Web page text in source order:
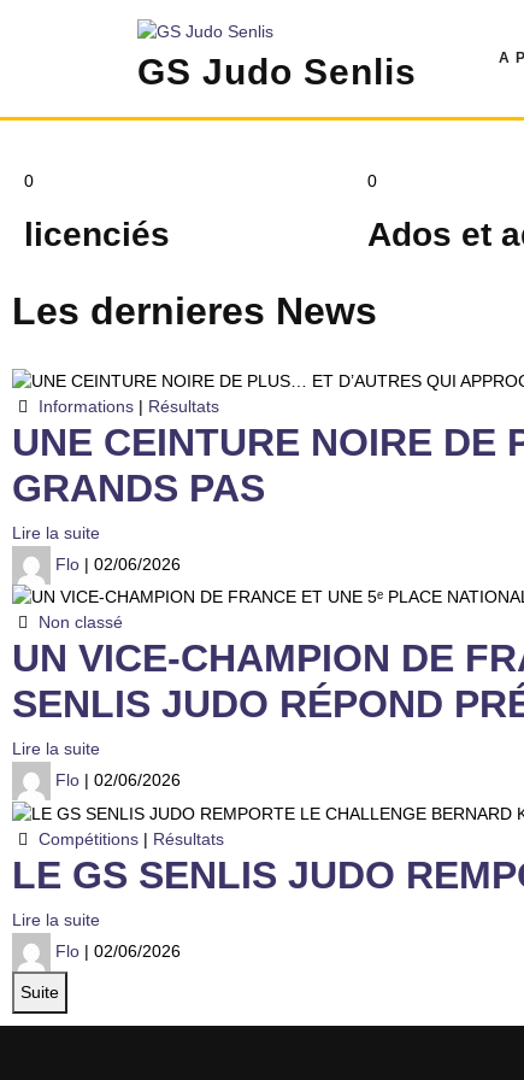
GS Judo Senlis A
0
licenciés
0
Ados et
Les dernieres News
Informations| Résultats
UNE CEINTURE NOIRE DE
GRANDS PAS
Lire la suite
Flo | 02/06/2026
Non classé
UN VICE-CHAMPION DE
SENLIS JUDO RÉPOND
Lire la suite
Flo | 02/06/2026
Compétitions| Résultats
LE GS SENLIS JUDO
Lire la suite
Flo | 02/06/2026
Suite